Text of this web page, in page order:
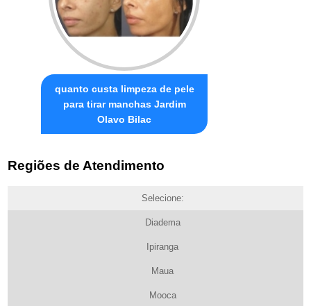
quanto custa limpeza de pele
para tirar manchas Jardim
Olavo Bilac
Regiões de Atendimento
Selecione:
Diadema
Ipiranga
Maua
Mooca